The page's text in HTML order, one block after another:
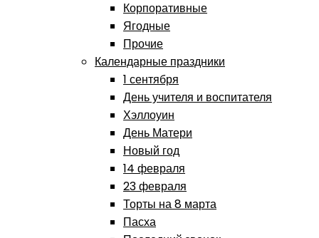
Корпоративные
Ягодные
Прочие
Календарные праздники
1 сентября
День учителя и воспитателя
Хэллоуин
День Матери
Новый год
14 февраля
23 февраля
Торты на 8 марта
Пасха